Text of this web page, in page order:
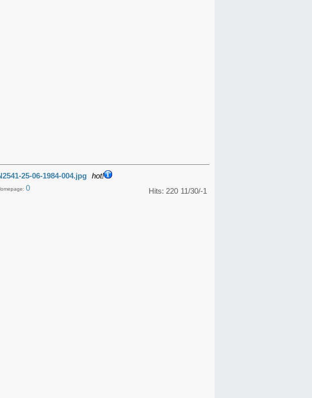
25-06-1984-004.jpg hot!
11/30/-1
Hits: 220
0